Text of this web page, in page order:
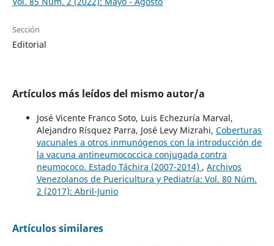
Sección
Editorial
Artículos más leídos del mismo autor/a
José Vicente Franco Soto, Luis Echezuría Marval,
Alejandro Rísquez Parra, José Levy Mizrahi, Coberturas
vacunales a otros inmunógenos con la introducción de
la vacuna antineumococcica conjugada contra
neumococo. Estado Táchira (2007-2014) , Archivos
Venezolanos de Puericultura y Pediatría: Vol. 80 Núm.
2 (2017): Abril-Junio
Artículos similares